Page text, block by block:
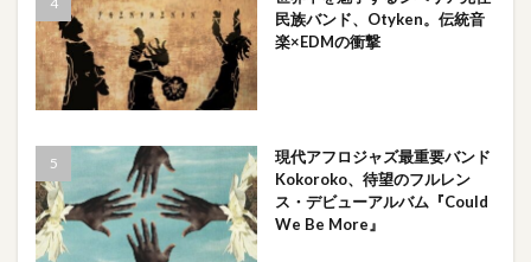
民族バンド、Otyken。伝統音
楽×EDMの衝撃
現代アフロジャズ最重要バンド
Kokoroko、待望のフルレン
ス・デビューアルバム『Could
We Be More』